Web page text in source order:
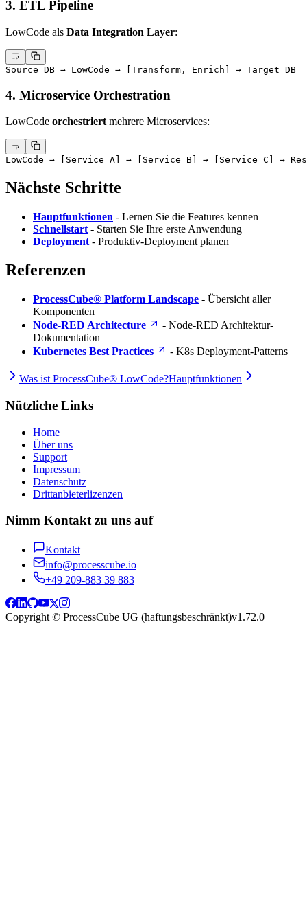
3. ETL Pipeline
LowCode als Data Integration Layer:
Source DB → LowCode → [Transform, Enrich] → Target DB
4. Microservice Orchestration
LowCode orchestriert mehrere Microservices:
LowCode → [Service A] → [Service B] → [Service C] →
Nächste Schritte
Hauptfunktionen - Lernen Sie die Features kennen
Schnellstart - Starten Sie Ihre erste Anwendung
Deployment - Produktiv-Deployment planen
Referenzen
ProcessCube® Platform Landscape - Übersicht aller
Komponenten
Node-RED Architecture
- Node-RED Architektur-
Dokumentation
Kubernetes Best Practices
- K8s Deployment-Patterns
Was ist ProcessCube® LowCode?Hauptfunktionen
Nützliche Links
Home
Über uns
Support
Impressum
Datenschutz
Drittanbieterlizenzen
Nimm Kontakt zu uns auf
Kontakt
info@processcube.io
+49 209-883 39 883
Copyright © ProcessCube UG (haftungsbeschränkt)v1.72.0